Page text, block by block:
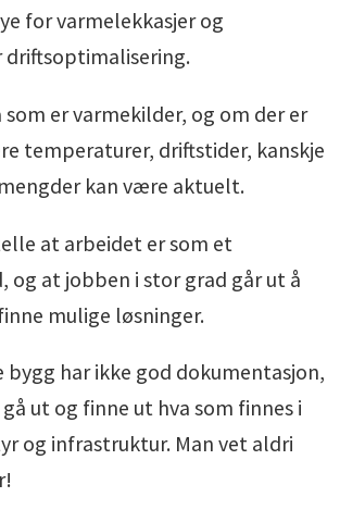
for varmelekkasjer og
som er varmekilder, og om der er
temperaturer, driftstider, kanskje
kan være aktuelt.
at arbeidet er som et
og at jobben i stor grad går ut å
mulige løsninger.
bygg har ikke god dokumentasjon,
ut og finne ut hva som finnes i
og infrastruktur. Man vet aldri